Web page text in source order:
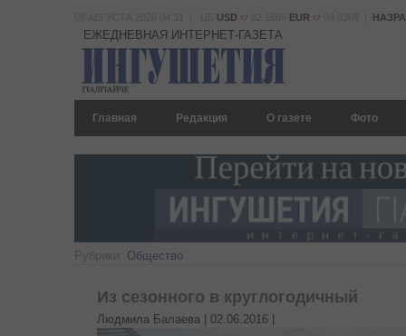
USD EUR
ЕЖЕДНЕВНАЯ ИНТЕРНЕТ-ГАЗЕТА
Главная Редакция О газете Фото
Рубрики: Общество
Из сезонного в круглогодичный
Людмила Балаева | 02.06.2016